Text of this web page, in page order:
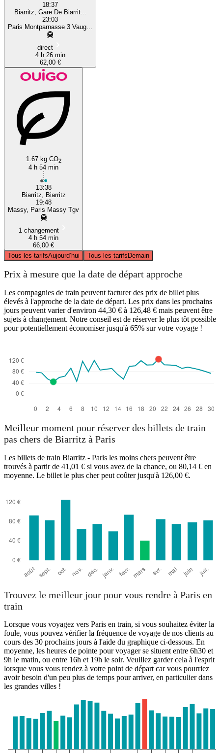
18:37
Biarritz, Gare De Biarrit...
23:03
Paris Montparnasse 3 Vaug...
direct
4 h 26 min
62,00 €
1.67 kg CO2
4 h 54 min
13:38
Biarritz, Biarritz
19:48
Massy, Paris Massy Tgv
1 changement
4 h 54 min
66,00 €
Tous les tarifsAujourd’hui Tous les tarifsDemain
Prix à mesure que la date de départ approche
Les compagnies de train peuvent facturer des prix de billet plus
élevés à l'approche de la date de départ. Les prix dans les prochains
jours peuvent varier d'environ 44,30 € à 126,48 € mais peuvent être
sujets à changement. Notre conseil est de réserver le plus tôt possible
pour potentiellement économiser jusqu'à 65% sur votre voyage !
Meilleur moment pour réserver des billets de train
pas chers de Biarritz à Paris
Les billets de train Biarritz - Paris les moins chers peuvent être
trouvés à partir de 41,01 € si vous avez de la chance, ou 80,14 € en
moyenne. Le billet le plus cher peut coûter jusqu'à 126,00 €.
Trouvez le meilleur jour pour vous rendre à Paris en
train
Lorsque vous voyagez vers Paris en train, si vous souhaitez éviter la
foule, vous pouvez vérifier la fréquence de voyage de nos clients au
cours des 30 prochains jours à l'aide du graphique ci-dessous. En
moyenne, les heures de pointe pour voyager se situent entre 6h30 et
9h le matin, ou entre 16h et 19h le soir. Veuillez garder cela à l'esprit
lorsque vous vous rendez à votre point de départ car vous pourriez
avoir besoin d'un peu plus de temps pour arriver, en particulier dans
les grandes villes !